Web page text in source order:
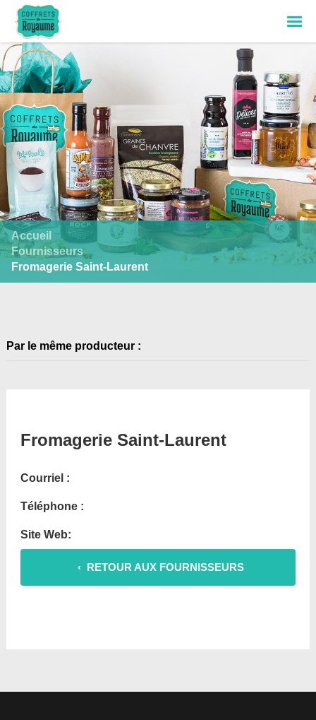
Accueil
Fournisseurs
Fromagerie Saint-Laurent
Fromagerie Saint-Laurent
Courriel :
Téléphone :
Site Web:
‹ RETOUR AUX FOURNISSEURS
Par le même producteur :